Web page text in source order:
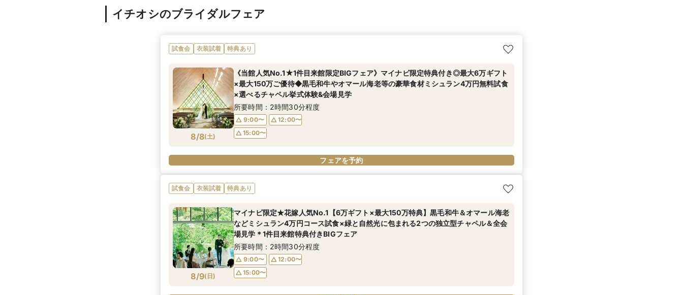
イチオシのブライダルフェア
試食会 衣装試着 特典あり
8/8(土)
《当館人気No.1★1件目来館限定BIGフェア》マイナビ限定特典付き◎最大6万ギフト
×最大150万ご優待◆黒毛和牛やオマール海老等の豪華食材ミシュラン4万円無料試食
×選べるチャペル挙式体験&会場見学
所要時間：2時間30分程度
9:00〜
12:00〜
15:00〜
フェアを予約
試食会 衣装試着 特典あり
8/9( 日)
マイナビ限定★花嫁人気No.1【6万ギフト×最大150万特典】黒毛和牛＆オマール海老
などミシュラン4万円コース試食×緑と自然光に包まれる2つの独立型チャペル＆全会
場見学＊1件目来館特典付きBIGフェア
所要時間：2時間30分程度
9:00〜
12:00〜
15:00〜